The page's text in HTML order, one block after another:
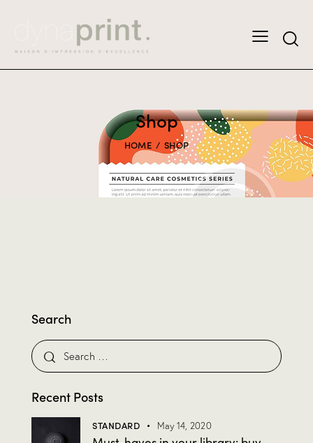
Shop
HOME SHOP
Search
Recent Posts
STANDARD May 14, 2020